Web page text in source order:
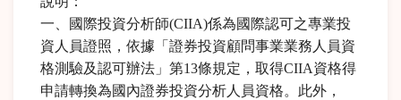
一、國際投資分析師(CIIA)係為國際認可之專業投
資人員證照，依據「證券投資顧問事業業務人員資
格測驗及認可辦法」第13條規定，取得CIIA資格得
申請轉換為國內證券投資分析人員資格。此外，